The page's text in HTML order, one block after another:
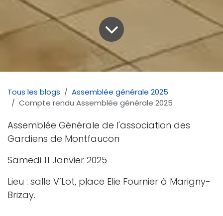
Tous les blogs
Assemblée générale 2025
Compte rendu Assemblée générale 2025
Assemblée Générale de l'association des
Gardiens de Montfaucon
Samedi 11 Janvier 2025
Lieu : salle V’Lot, place Elie Fournier à Marigny-
Brizay.